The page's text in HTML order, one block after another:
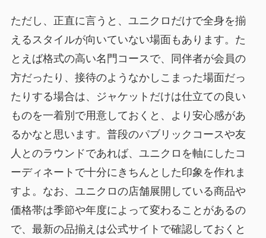
ただし、正直に言うと、ユニクロだけで全身を揃
えるスタイルが向いていない場面もあります。た
とえば格式の高い名門コースで、同伴者が会員の
方だったり、接待のようなかしこまった場面だっ
たりする場合は、ジャケットだけは仕立ての良い
ものを一着別で用意しておくと、より安心感があ
るかなと思います。普段のパブリックコースや友
人とのラウンドであれば、ユニクロを軸にしたコ
ーディネートで十分にきちんとした印象を作れま
すよ。なお、ユニクロの店舗展開している商品や
価格帯は季節や年度によって変わることがあるの
で、最新の品揃えは公式サイトで確認しておくと